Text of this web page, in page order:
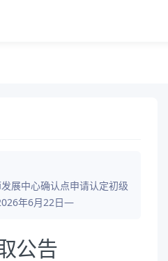
展中心确认点申请认定初级
年6月22日—
公告